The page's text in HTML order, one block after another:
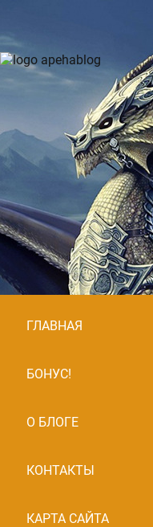
ГЛАВНАЯ
БОНУС!
О БЛОГЕ
КОНТАКТЫ
КАРТА САЙТА